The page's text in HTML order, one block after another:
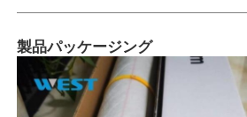
製品パッケージング